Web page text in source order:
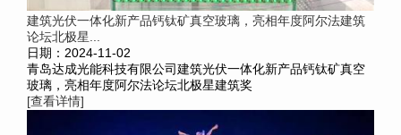
建筑光伏一体化新产品钙钛矿真空玻璃，亮相年度阿尔法建筑
论坛北极星...
日期：2024-11-02
青岛达成光能科技有限公司建筑光伏一体化新产品钙钛矿真空
玻璃，亮相年度阿尔法论坛北极星建筑奖
[查看详情]